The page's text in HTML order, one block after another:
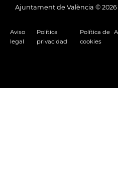
Ajuntament de València © 2026
Aviso
legal
Política
privacidad
Política de
cookies